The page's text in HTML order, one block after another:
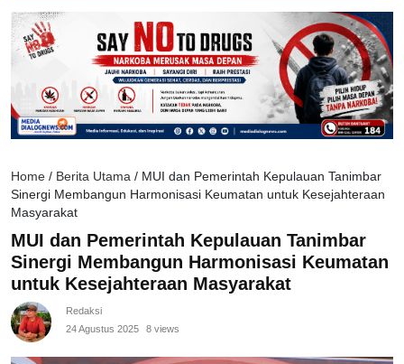
Home / Berita Utama / MUI dan Pemerintah Kepulauan Tanimbar
Sinergi Membangun Harmonisasi Keumatan untuk Kesejahteraan
Masyarakat
MUI dan Pemerintah Kepulauan Tanimbar
Sinergi Membangun Harmonisasi Keumatan
untuk Kesejahteraan Masyarakat
Redaksi
24 Agustus 2025
8 views